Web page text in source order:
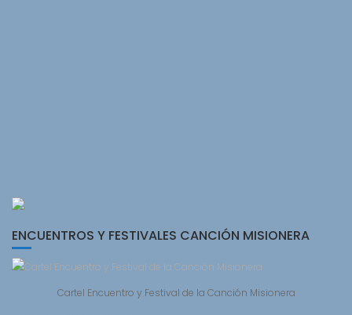
ENCUENTROS Y FESTIVALES CANCIÓN MISIONERA
Cartel Encuentro y Festival de la Canción Misionera